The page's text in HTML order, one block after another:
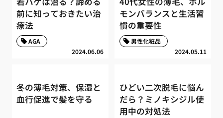
前に知っておきたい治
療法
2024.06.06
AGA
モンバランスと生活習
慣の重要性
2024.05.11
男性化粧品
冬の薄毛対策、保湿と
血行促進で髪を守る
ひどい二次脱毛に悩ん
だら？ミノキシジル使
用中の対処法